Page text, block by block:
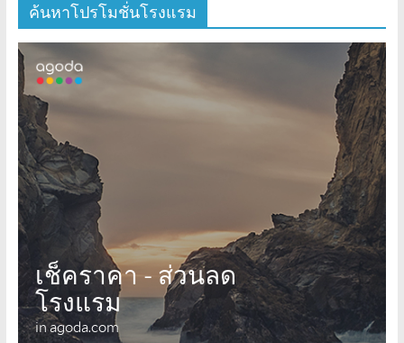
ค้นหาโปรโมชั่นโรงแรม